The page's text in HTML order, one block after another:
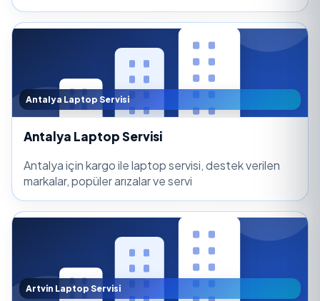
Antalya Laptop Servisi
Antalya Laptop Servisi
Antalya için kargo ile laptop servisi, destek verilen
markalar, popüler arızalar ve servi
Artvin Laptop Servisi